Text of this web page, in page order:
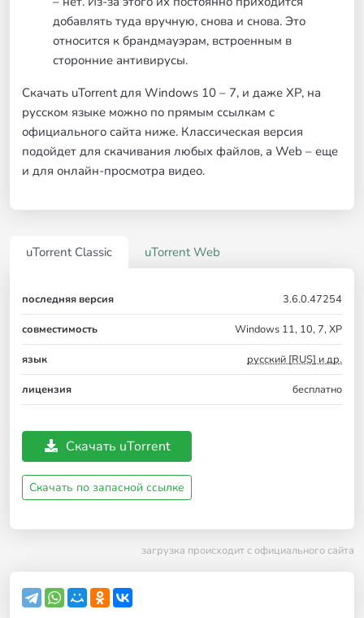
добавлять туда вручную, снова и снова. Это
относится к брандмауэрам, встроенным в
сторонние антивирусы.
Скачать uTorrent для Windows 10 – 7, и даже XP, на
русском языке можно по прямым ссылкам с
официального сайта ниже. Классическая версия
подойдет для скачивания любых файлов, а Web – еще
и для онлайн-просмотра видео.
uTorrent Classic uTorrent Web
Скачать uTorrent
Скачать по запасной ссылке
последняя версия 3.6.0.47254
совместимость Windows 11, 10, 7, XP
язык русский [RUS] и др.
лицензия бесплатно
загрузка происходит с официального сайта